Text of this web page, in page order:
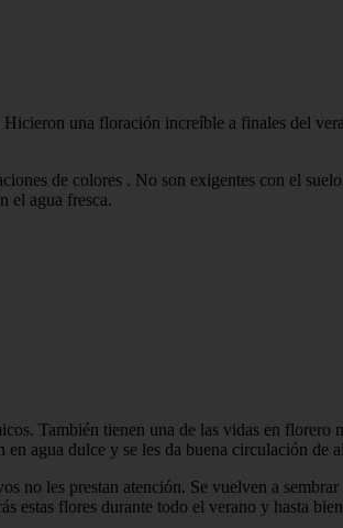
una floración increíble a finales del
de colores . No son exigentes con el
el agua fresca.
También tienen una de las vidas en florero
en agua dulce y se les da buena circulación de
no les prestan atención. Se vuelven a
estas flores durante todo el verano y hasta